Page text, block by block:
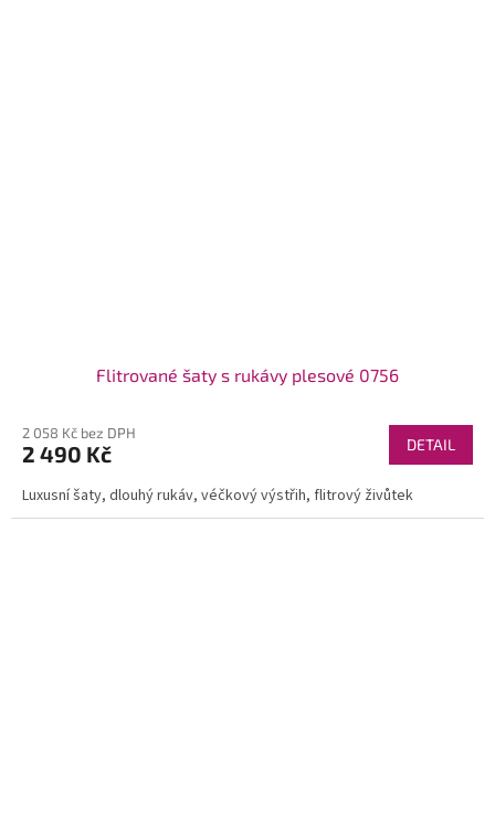
Flitrované šaty s rukávy plesové 0756
2 058 Kč bez DPH
2 490 Kč DETAIL
Luxusní šaty, dlouhý rukáv, véčkový výstřih, flitrový živůtek